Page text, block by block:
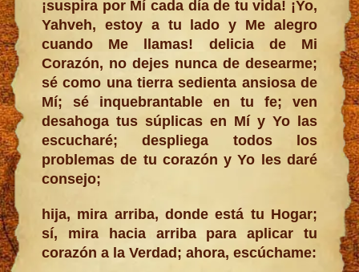
¡suspira por Mí cada día de tu vida! ¡Yo,
Yahveh, estoy a tu lado y Me alegro
cuando Me llamas! delicia de Mi
Corazón, no dejes nunca de desearme;
sé como una tierra sedienta ansiosa de
Mí; sé inquebrantable en tu fe; ven
desahoga tus súplicas en Mí y Yo las
escucharé; despliega todos los
problemas de tu corazón y Yo les daré
consejo;
hija, mira arriba, donde está tu Hogar;
sí, mira hacia arriba para aplicar tu
corazón a la Verdad; ahora, escúchame: